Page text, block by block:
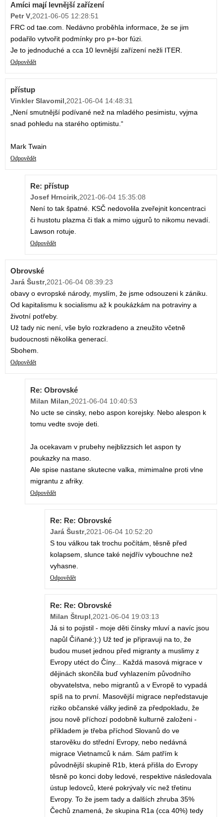
Amíci mají levnější zařízení
Petr V,2021-06-05 12:28:51
FRC od tae.com. Nedávno proběhla informace, že se jim
podařilo vytvořit podmínky pro p+-bor fúzi.
Je to jednoduché a cca 10 levnější zařízení nežli ITER.
Odpovědět
přístup
Vinkler Slavomil,2021-06-04 14:48:31
„Není smutnější podívané než na mladého pesimistu, vyjma
snad pohledu na starého optimistu.“
Mark Twain
Odpovědět
Re: přístup
Josef Hrncirik,2021-06-04 15:35:08
Není to tak špatné. KSČ nedovolila zveřejnit koncentraci
či hustotu plazma či tlak a mimo ujgurů to nikomu nevadí.
Lawson rotuje.
Odpovědět
Obrovské
Jará Šustr,2021-06-04 08:39:23
obavy o evropské národy, myslím, že jsme odsouzeni k zániku.
Od kapitalismu k socialismu až k poukázkám na potraviny a
životní potřeby.
Už tady nic není, vše bylo rozkradeno a zneužito včetně
budoucnosti několika generací.
Sbohem.
Odpovědět
Re: Obrovské
Milan Milan,2021-06-04 10:40:53
No ucte se cinsky, nebo aspon korejsky. Nebo alespon k
tomu vedte svoje deti.
Ja ocekavam v prubehy nejblizzsich let aspon ty
poukazky na maso.
Ale spise nastane skutecne valka, mimimalne proti vlne
migrantu z afriky.
Odpovědět
Re: Re: Obrovské
Jará Šustr,2021-06-04 10:52:20
S tou válkou tak trochu počítám, těsně před
kolapsem, slunce také nejdřív vybouchne než
vyhasne.
Odpovědět
Re: Re: Obrovské
Milan Štrupl,2021-06-04 19:03:13
Já si to pojistil - moje děti čínsky mluví a navíc jsou
napůl Číňané:):) Už teď je připravuji na to, že
budou muset jednou před migranty a muslimy z
Evropy utéct do Číny... Každá masová migrace v
dějinách skončila buď vyhlazením původního
obyvatelstva, nebo migrantů a v Evropě to vypadá
spíš na to první. Masovější migrace nepředstavuje
riziko občanské války jedině za předpokladu, že
jsou nově příchozí podobně kulturně založeni -
příkladem je třeba příchod Slovanů do ve
starověku do střední Evropy, nebo nedávná
migrace Vietnamců k nám. Sám patřím k
původnější skupině R1b, která přišla do Evropy
těsně po konci doby ledové, respektive následovala
ústup ledovců, které pokrývaly víc než třetinu
Evropy. To že jsem tady a dalších zhruba 35%
Čechů znamená, že skupina R1a (cca 40%) tedy